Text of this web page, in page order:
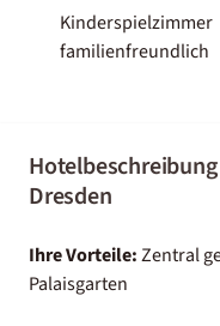
Kinderspielzimmer
familienfreundlich
Dresden
Ihre Vorteile:Zentral
Palaisgarten